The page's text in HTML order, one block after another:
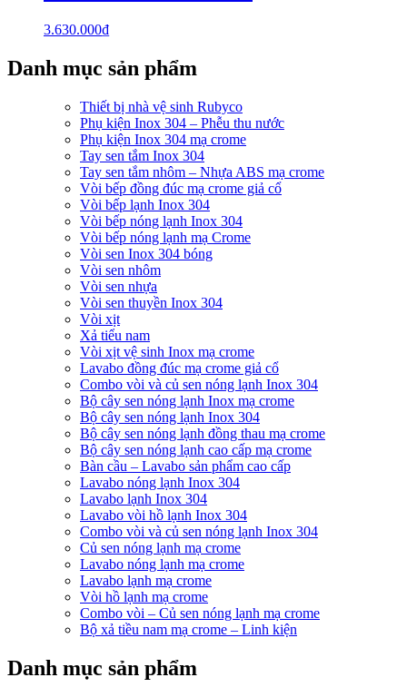
3.630.000₫
Danh mục sản phẩm
Thiết bị nhà vệ sinh Rubyco
Phụ kiện Inox 304 – Phễu thu nước
Phụ kiện Inox 304 mạ crome
Tay sen tắm Inox 304
Tay sen tắm nhôm – Nhựa ABS mạ crome
Vòi bếp đồng đúc mạ crome giả cổ
Vòi bếp lạnh Inox 304
Vòi bếp nóng lạnh Inox 304
Vòi bếp nóng lạnh mạ Crome
Vòi sen Inox 304 bóng
Vòi sen nhôm
Vòi sen nhựa
Vòi sen thuyền Inox 304
Vòi xịt
Xả tiểu nam
Vòi xịt vệ sinh Inox mạ crome
Lavabo đồng đúc mạ crome giả cổ
Combo vòi và củ sen nóng lạnh Inox 304
Bộ cây sen nóng lạnh Inox mạ crome
Bộ cây sen nóng lạnh Inox 304
Bộ cây sen nóng lạnh đồng thau mạ crome
Bộ cây sen nóng lạnh cao cấp mạ crome
Bàn cầu – Lavabo sản phẩm cao cấp
Lavabo nóng lạnh Inox 304
Lavabo lạnh Inox 304
Lavabo vòi hồ lạnh Inox 304
Combo vòi và củ sen nóng lạnh Inox 304
Củ sen nóng lạnh mạ crome
Lavabo nóng lạnh mạ crome
Lavabo lạnh mạ crome
Vòi hồ lạnh mạ crome
Combo vòi – Củ sen nóng lạnh mạ crome
Bộ xả tiều nam mạ crome – Linh kiện
Danh mục sản phẩm